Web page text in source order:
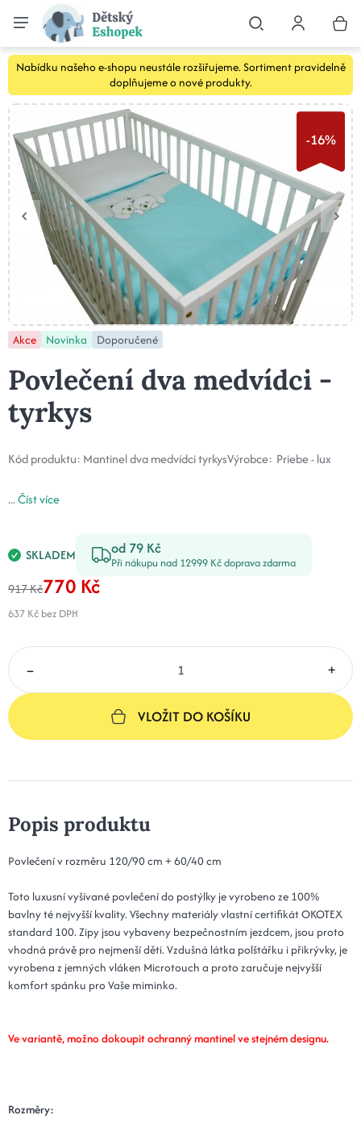
Nabídku našeho e-shopu neustále rozšiřujeme. Sortiment pravidelně
doplňujeme o nové produkty.
-16%
Akce Novinka Doporučené
Povlečení dva medvídci -
tyrkys
Kód produktu: Mantinel dva medvídci tyrkysVýrobce: Priebe - lux
...Číst více
SKLADEM od 79 Kč
Při nákupu nad 12999 Kč doprava zdarma
917 Kč770 Kč
637 Kč bez DPH
– +
VLOŽIT DO KOŠÍKU
Popis produktu
Povlečení v rozměru 120/90 cm + 60/40 cm
Toto luxusní vyšívané povlečení do postýlky je vyrobeno ze 100%
bavlny té nejvyšší kvality. Všechny materiály vlastní certifikát OKOTEX
standard 100. Zipy jsou vybaveny bezpečnostním jezdcem, jsou proto
vhodná právě pro nejmenší děti. Vzdušná látka polštářku i přikrývky, je
vyrobena z jemných vláken Microtouch a proto zaručuje nejvyšší
komfort spánku pro Vaše miminko.
Ve variantě, možno dokoupit ochranný mantinel ve stejném designu.
Rozměry: